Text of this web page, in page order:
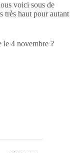
voici sous de
très haut pour autant
le 4 novembre ?